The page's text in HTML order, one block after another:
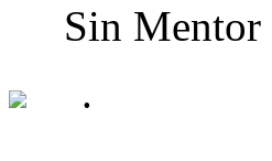
Sin Mentor
.